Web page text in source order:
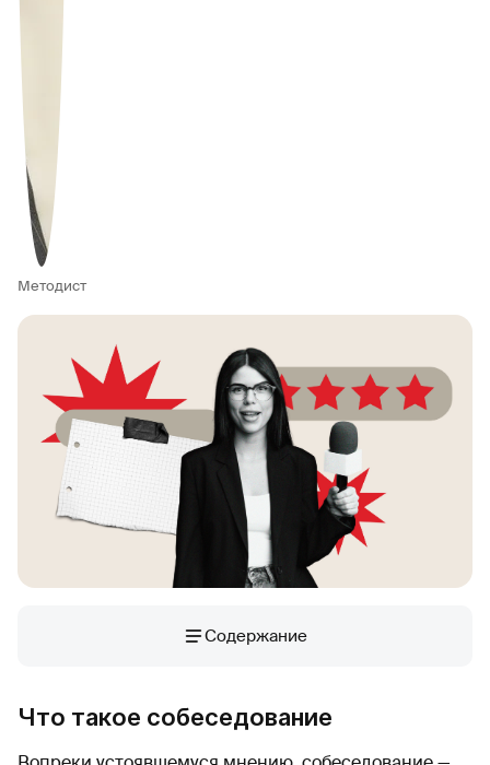
Методист
Содержание
Что такое собеседование